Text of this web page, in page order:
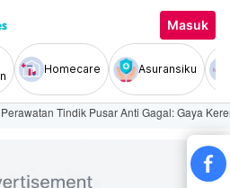
Masuk
Homecare Asuransiku
Perawatan Tindik Pusar Anti Gagal: Gaya